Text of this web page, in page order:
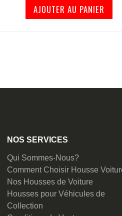
AJOUTER AU PANIER
NOS SERVICES
Qui Sommes-Nous?
Comment Choisir Housse
Nos Housses de Voiture
Housses pour Véhicules de
Collection